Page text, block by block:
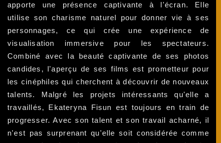
apporte une présence captivante à l'écran. Elle
utilise son charisme naturel pour donner vie à ses
personnages, ce qui crée une expérience de
visualisation immersive pour les spectateurs.
Combiné avec la beauté captivante de ses photos
candides, l'aperçu de ses films est prometteur pour
les cinéphiles qui cherchent à découvrir de nouveaux
talents. Malgré les projets intéressants qu'elle a
travaillés, Ekateryna Fisun est toujours en train de
progresser. Avec son talent et son travail acharné, il
n'est pas surprenant qu'elle soit considérée comme